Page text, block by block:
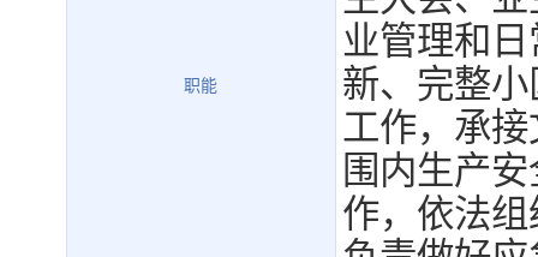
职能
业管理和
新、完整
工作，承
围内生产
作，依法